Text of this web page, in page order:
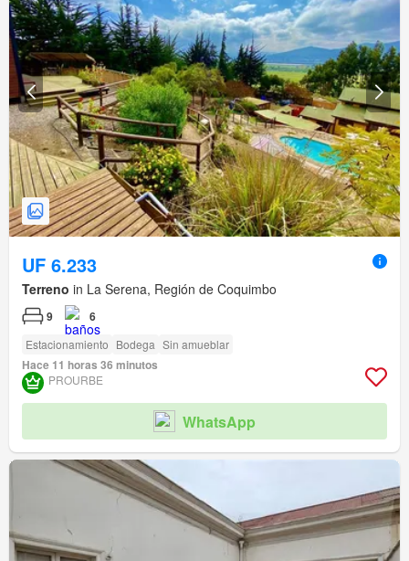
UF 6.233
Terreno in La Serena, Región de Coquimbo
9 6
Estacionamiento Bodega Sin amueblar
Hace 11 horas 36 minutos
PROURBE
WhatsApp